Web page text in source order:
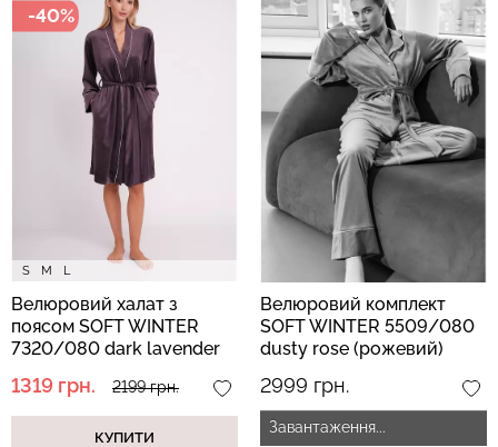
S M L
-40%
Велюровий халат з
поясом SOFT WINTER
7320/080 dark lavender
1319 грн. 2199 грн.
КУПИТИ
Велюровий комплект
SOFT WINTER 5509/080
dusty rose (рожевий)
2999 грн.
Завантаження...
Топ на бретелях в рубчик
CAMI TOP RIB black
(чорний) Giulia
499 грн.
Безшовний топ на
бретелях CAMI TOP
(білий) Giulia
279 грн.
399 грн.